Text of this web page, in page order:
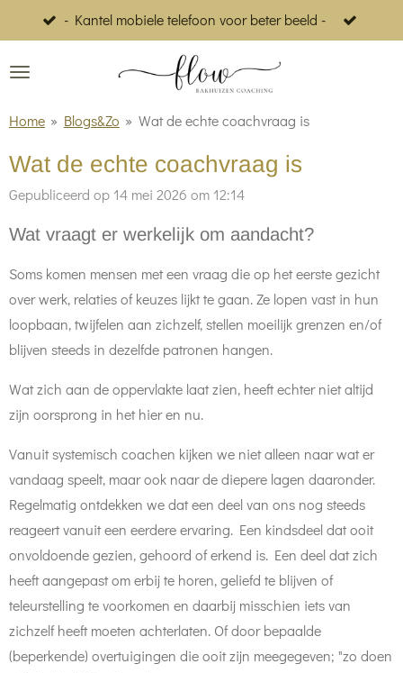
direct
naar
hoofdinhoud
- Kantel mobiele telefoon voor beter beeld -
Home » Blogs&Zo » Wat de echte coachvraag is
Wat de echte coachvraag is
Gepubliceerd op 14 mei 2026 om 12:14
Wat vraagt er werkelijk om aandacht?
Soms komen mensen met een vraag die op het eerste gezicht
over werk, relaties of keuzes lijkt te gaan. Ze lopen vast in hun
loopbaan, twijfelen aan zichzelf, stellen moeilijk grenzen en/of
blijven steeds in dezelfde patronen hangen.
Wat zich aan de oppervlakte laat zien, heeft echter niet altijd
zijn oorsprong in het hier en nu.
Vanuit systemisch coachen kijken we niet alleen naar wat er
vandaag speelt, maar ook naar de diepere lagen daaronder.
Regelmatig ontdekken we dat een deel van ons nog steeds
reageert vanuit een eerdere ervaring. Een kindsdeel dat ooit
onvoldoende gezien, gehoord of erkend is. Een deel dat zich
heeft aangepast om erbij te horen, geliefd te blijven of
teleurstelling te voorkomen en daarbij misschien iets van
zichzelf heeft moeten achterlaten. Of door bepaalde
(beperkende) overtuigingen die ooit zijn meegegeven; "zo doen